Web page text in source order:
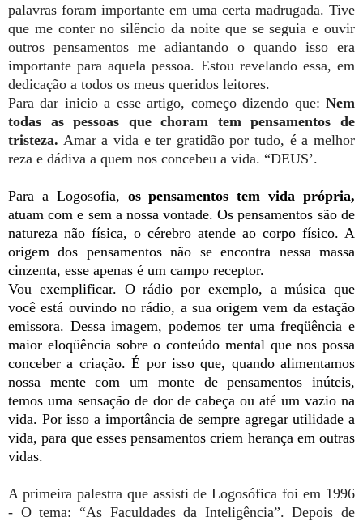
palavras foram importante em uma certa madrugada. Tive
que me conter no silêncio da noite que se seguia e ouvir
outros pensamentos me adiantando o quando isso era
importante para aquela pessoa. Estou revelando essa, em
dedicação a todos os meus queridos leitores.
Para dar inicio a esse artigo, começo dizendo que: Nem
todas as pessoas que choram tem pensamentos de
tristeza. Amar a vida e ter gratidão por tudo, é a melhor
reza e dádiva a quem nos concebeu a vida. “DEUS’.
Para a Logosofia, os pensamentos tem vida própria,
atuam com e sem a nossa vontade. Os pensamentos são de
natureza não física, o cérebro atende ao corpo físico. A
origem dos pensamentos não se encontra nessa massa
cinzenta, esse apenas é um campo receptor.
Vou exemplificar. O rádio por exemplo, a música que
você está ouvindo no rádio, a sua origem vem da estação
emissora. Dessa imagem, podemos ter uma freqüência e
maior eloqüência sobre o conteúdo mental que nos possa
conceber a criação. É por isso que, quando alimentamos
nossa mente com um monte de pensamentos inúteis,
temos uma sensação de dor de cabeça ou até um vazio na
vida. Por isso a importância de sempre agregar utilidade a
vida, para que esses pensamentos criem herança em outras
vidas.
A primeira palestra que assisti de Logosófica foi em 1996
- O tema: “As Faculdades da Inteligência”. Depois de